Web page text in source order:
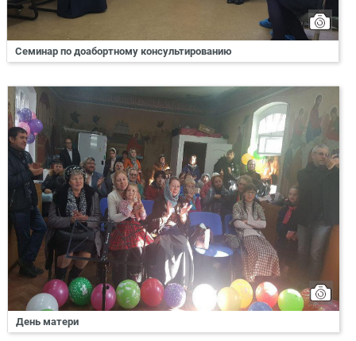
Семинар по доабортному консультированию
День матери